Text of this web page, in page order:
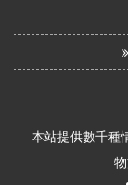
本站提供數千種